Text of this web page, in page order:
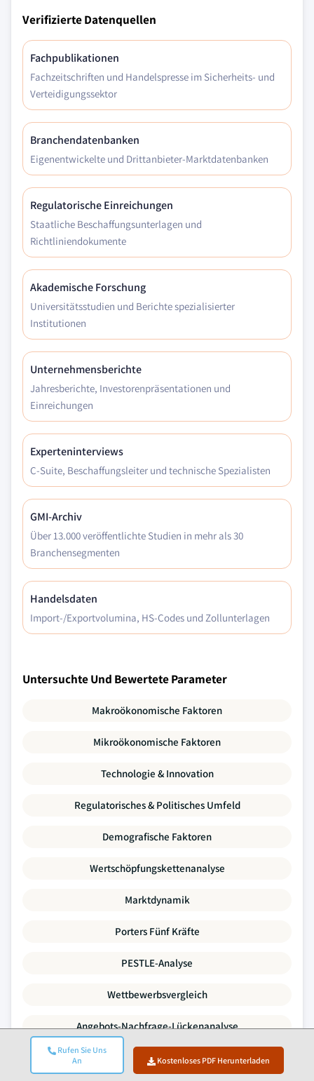
Rufen Sie Uns
An
Kostenloses PDF Herunterladen
Verifizierte Datenquellen
Fachpublikationen
Fachzeitschriften und Handelspresse im Sicherheits- und
Verteidigungssektor
Branchendatenbanken
Eigenentwickelte und Drittanbieter-Marktdatenbanken
Regulatorische Einreichungen
Staatliche Beschaffungsunterlagen und
Richtliniendokumente
Akademische Forschung
Universitätsstudien und Berichte spezialisierter
Institutionen
Unternehmensberichte
Jahresberichte, Investorenpräsentationen und
Einreichungen
Experteninterviews
C-Suite, Beschaffungsleiter und technische Spezialisten
GMI-Archiv
Über 13.000 veröffentlichte Studien in mehr als 30
Branchensegmenten
Handelsdaten
Import-/Exportvolumina, HS-Codes und Zollunterlagen
Untersuchte Und Bewertete Parameter
Makroökonomische Faktoren
Mikroökonomische Faktoren
Technologie & Innovation
Regulatorisches & Politisches Umfeld
Demografische Faktoren
Wertschöpfungskettenanalyse
Marktdynamik
Porters Fünf Kräfte
PESTLE-Analyse
Wettbewerbsvergleich
Angebots-Nachfrage-Lückenanalyse
Preistrends